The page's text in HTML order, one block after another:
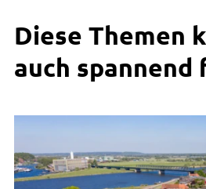
Diese Themen
auch spannend